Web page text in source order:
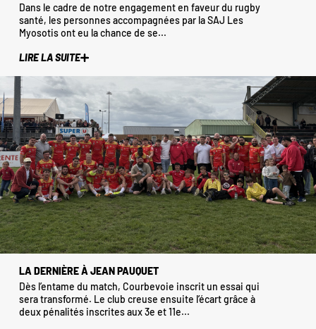
Dans le cadre de notre engagement en faveur du rugby
santé, les personnes accompagnées par la SAJ Les
Myosotis ont eu la chance de se...
LIRE LA SUITE
LA DERNIÈRE À JEAN PAUQUET
Dès l’entame du match, Courbevoie inscrit un essai qui
sera transformé. Le club creuse ensuite l’écart grâce à
deux pénalités inscrites aux 3e et 11e...